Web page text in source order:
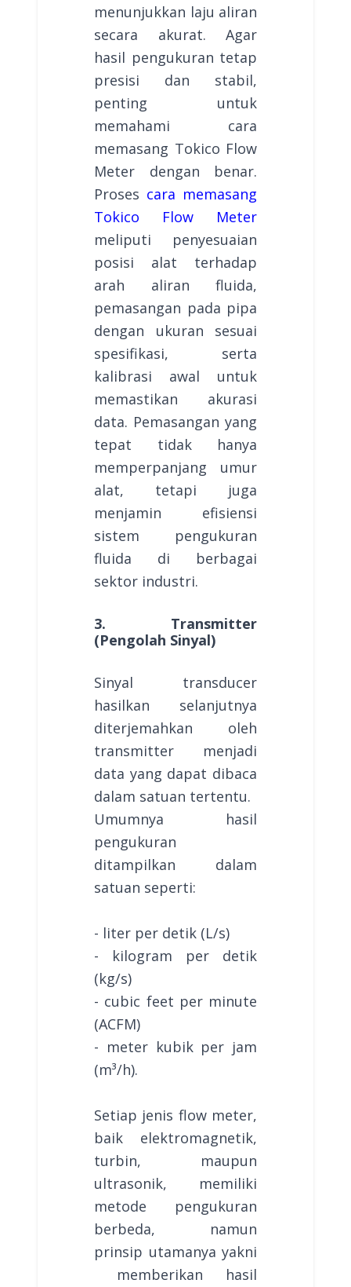
menunjukkan laju aliran
secara akurat. Agar
hasil pengukuran tetap
presisi dan stabil,
penting untuk
memahami cara
memasang Tokico Flow
Meter dengan benar.
Proses cara memasang
Tokico Flow Meter
meliputi penyesuaian
posisi alat terhadap
arah aliran fluida,
pemasangan pada pipa
dengan ukuran sesuai
spesifikasi, serta
kalibrasi awal untuk
memastikan akurasi
data. Pemasangan yang
tepat tidak hanya
memperpanjang umur
alat, tetapi juga
menjamin efisiensi
sistem pengukuran
fluida di berbagai
sektor industri.
3. Transmitter
(Pengolah Sinyal)
Sinyal transducer
hasilkan selanjutnya
diterjemahkan oleh
transmitter menjadi
data yang dapat dibaca
dalam satuan tertentu.
Umumnya hasil
pengukuran
ditampilkan dalam
satuan seperti:
- liter per detik (L/s)
- kilogram per detik
(kg/s)
- cubic feet per minute
(ACFM)
- meter kubik per jam
(m³/h).
Setiap jenis flow meter,
baik elektromagnetik,
turbin, maupun
ultrasonik, memiliki
metode pengukuran
berbeda, namun
prinsip utamanya yakni
memberikan hasil